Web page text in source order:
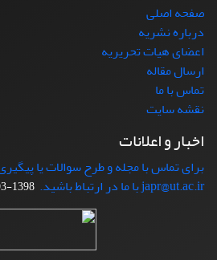
صفحه اصلی
درباره نشریه
اعضای هیات تحریریه
ارسال مقاله
تماس با ما
نقشه سایت
اخبار و اعلانات
برای تماس با مجله و طرح سوالات یا
japr@ut.ac.ir با ما در ارتباط باشید.
1398-03-20